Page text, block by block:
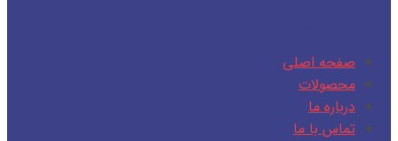
صفحه اصلی
محصولات
درباره ما
تماس با ما